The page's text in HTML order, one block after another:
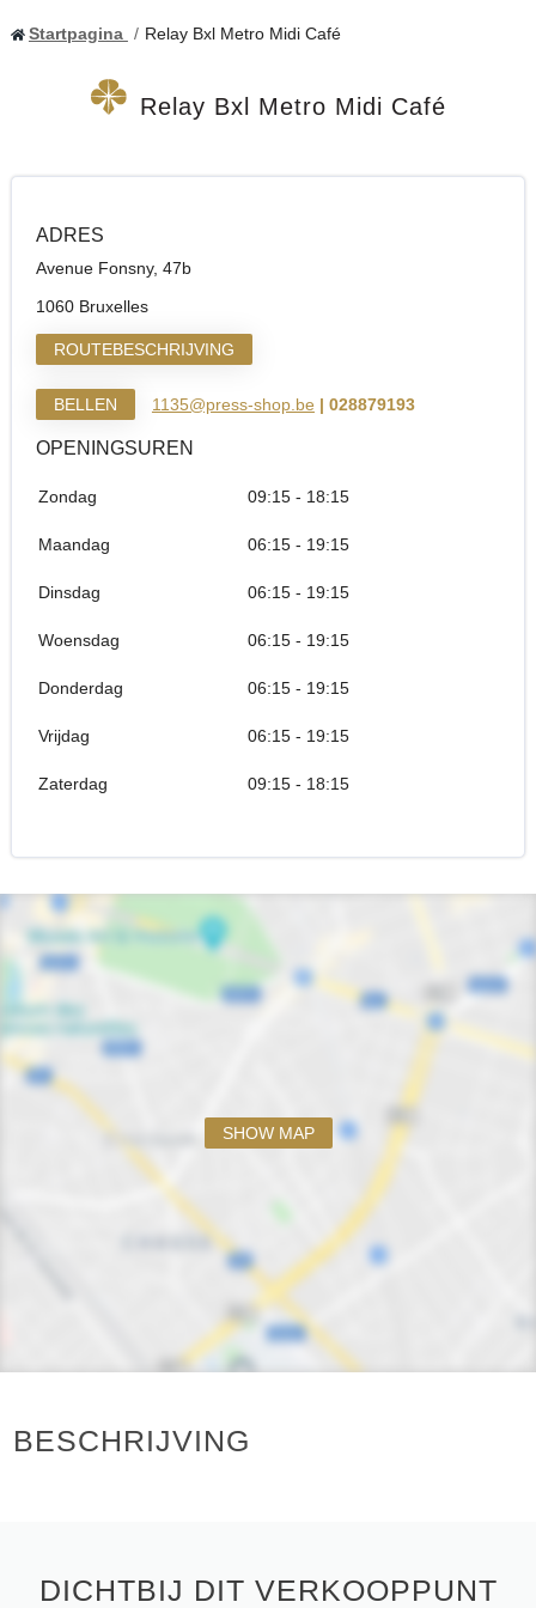
Startpagina Relay Bxl Metro Midi Café
Relay Bxl Metro Midi Café
ADRES
Avenue Fonsny, 47b
1060 Bruxelles
ROUTEBESCHRIJVING
BELLEN 1135@press-shop.be | 028879193
OPENINGSUREN
Zondag 09:15 - 18:15
Maandag 06:15 - 19:15
Dinsdag 06:15 - 19:15
Woensdag 06:15 - 19:15
Donderdag 06:15 - 19:15
Vrijdag 06:15 - 19:15
Zaterdag 09:15 - 18:15
SHOW MAP
BESCHRIJVING
DICHTBIJ DIT VERKOOPPUNT